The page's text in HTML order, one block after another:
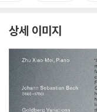
상세 이미지